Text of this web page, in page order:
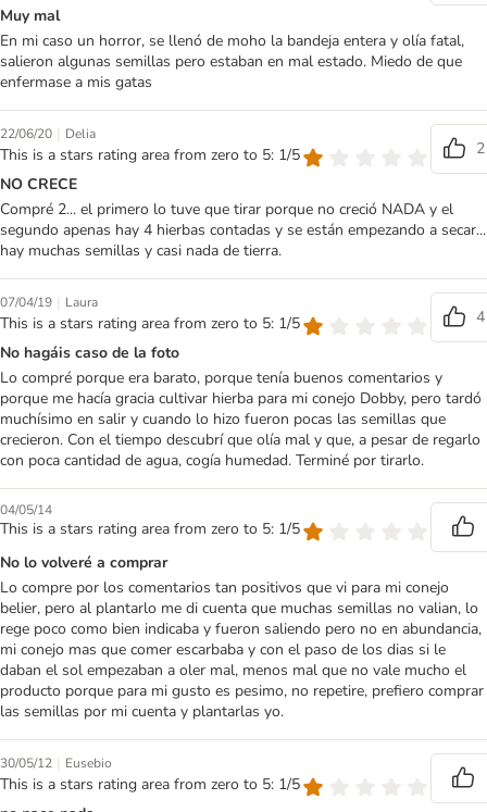
Muy mal
En mi caso un horror, se llenó de moho la bandeja entera y olía fatal,
salieron algunas semillas pero estaban en mal estado. Miedo de que
enfermase a mis gatas
22/06/20 | Delia
This is a stars rating area from zero to 5: 1/5
2
NO CRECE
Compré 2... el primero lo tuve que tirar porque no creció NADA y el
segundo apenas hay 4 hierbas contadas y se están empezando a secar...
hay muchas semillas y casi nada de tierra.
07/04/19 | Laura
This is a stars rating area from zero to 5: 1/5
4
No hagáis caso de la foto
Lo compré porque era barato, porque tenía buenos comentarios y
porque me hacía gracia cultivar hierba para mi conejo Dobby, pero tardó
muchísimo en salir y cuando lo hizo fueron pocas las semillas que
crecieron. Con el tiempo descubrí que olía mal y que, a pesar de regarlo
con poca cantidad de agua, cogía humedad. Terminé por tirarlo.
04/05/14
This is a stars rating area from zero to 5: 1/5
No lo volveré a comprar
Lo compre por los comentarios tan positivos que vi para mi conejo
belier, pero al plantarlo me di cuenta que muchas semillas no valian, lo
rege poco como bien indicaba y fueron saliendo pero no en abundancia,
mi conejo mas que comer escarbaba y con el paso de los dias si le
daban el sol empezaban a oler mal, menos mal que no vale mucho el
producto porque para mi gusto es pesimo, no repetire, prefiero comprar
las semillas por mi cuenta y plantarlas yo.
30/05/12 | Eusebio
This is a stars rating area from zero to 5: 1/5